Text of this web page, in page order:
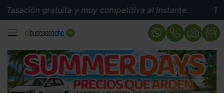
gratuita y muy competitiva al instante.
MENÚ